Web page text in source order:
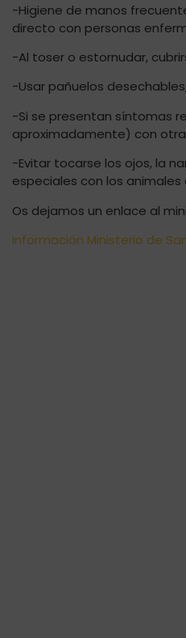
-Higiene de manos
directo con personas
-Al toser o estornudar,
-Usar pañuelos
-Si se presentan síntomas
aproximadamente) con
-Evitar tocarse los ojos, la
especiales con los
Os dejamos un enlace al
Información Ministerio de